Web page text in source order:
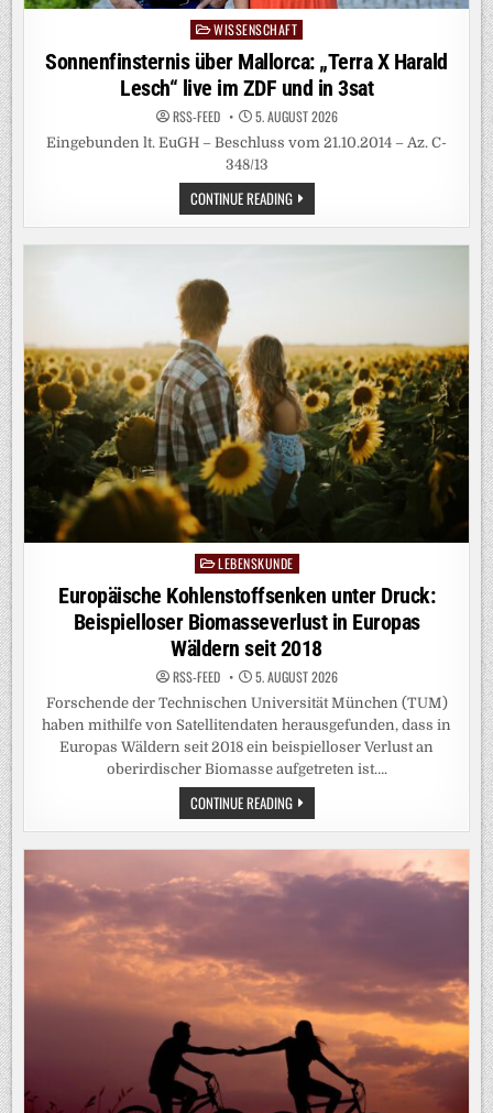
Posted
in
WISSENSCHAFT
Sonnenfinsternis über Mallorca: „Terra X Harald
Lesch“ live im ZDF und in 3sat
RSS-FEED 5. AUGUST 2026
Eingebunden lt. EuGH – Beschluss vom 21.10.2014 – Az. C-
348/13
CONTINUE READINGSONNENFINSTERNIS
ÜBER
MALLORCA:
„TERRA
UND
IN
3SAT
Posted
in
LEBENSKUNDE
Europäische Kohlenstoffsenken unter Druck:
Beispielloser Biomasseverlust in Europas
Wäldern seit 2018
RSS-FEED 5. AUGUST 2026
Forschende der Technischen Universität München (TUM)
haben mithilfe von Satellitendaten herausgefunden, dass in
Europas Wäldern seit 2018 ein beispielloser Verlust an
oberirdischer Biomasse aufgetreten ist….
CONTINUE READINGEUROPÄISCHE
KOHLENSTOFFSENKEN
UNTER
BEISPIELLOSER
BIOMASSEVERLUST
IN